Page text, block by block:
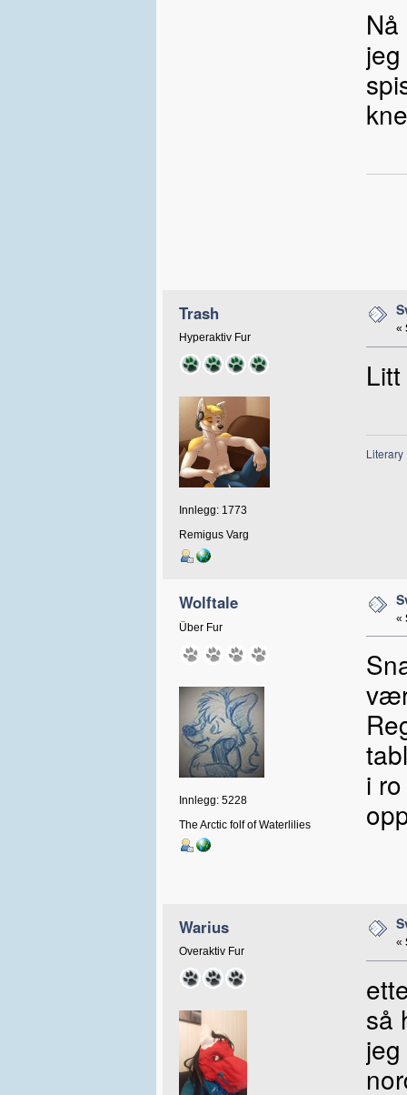
Trash
Hyperaktiv Fur
Innlegg: 1773
Remigus Varg
«
Literary
Wolftale
Über Fur
Innlegg: 5228
The Arctic folf of Waterlilies
«
i
Warius
Overaktiv Fur
«
så